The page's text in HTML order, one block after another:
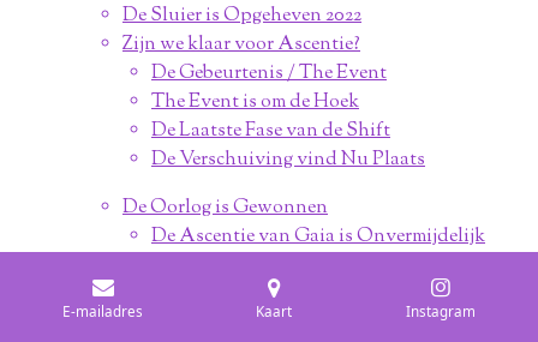
De Sluier is Opgeheven 2022
Zijn we klaar voor Ascentie?
De Gebeurtenis / The Event
The Event is om de Hoek
De Laatste Fase van de Shift
De Verschuiving vind Nu Plaats
De Oorlog is Gewonnen
De Ascentie van Gaia is Onvermijdelijk
Je Toekomstige Zelf
E-mailadres Kaart Instagram